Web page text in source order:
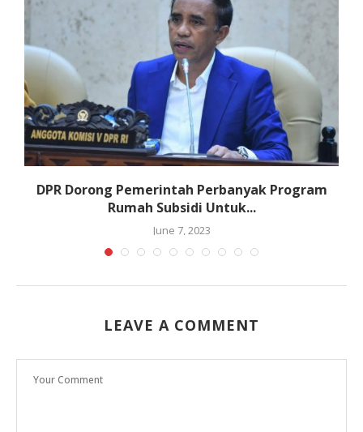
DPR Dorong Pemerintah Perbanyak Program
Rumah Subsidi Untuk...
June 7, 2023
LEAVE A COMMENT